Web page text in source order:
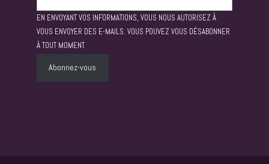
EN ENVOYANT VOS INFORMATIONS, VOUS NOUS AUTORISEZ À
VOUS ENVOYER DES E-MAILS. VOUS POUVEZ VOUS DÉSABONNER
À TOUT MOMENT.
Abonnez-vous